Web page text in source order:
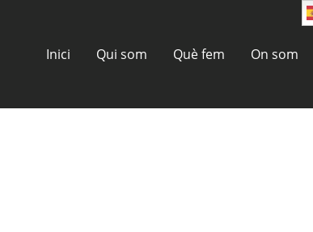
Inici Qui som Què fem On som